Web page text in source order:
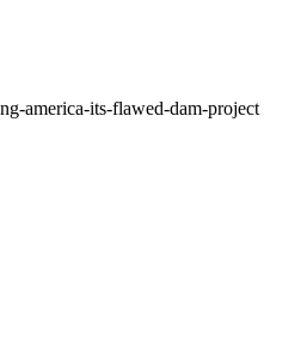
america-its-flawed-dam-project